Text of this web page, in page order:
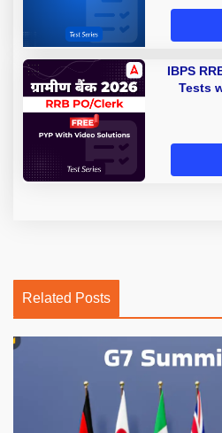
IBPS
Tests
Related Posts